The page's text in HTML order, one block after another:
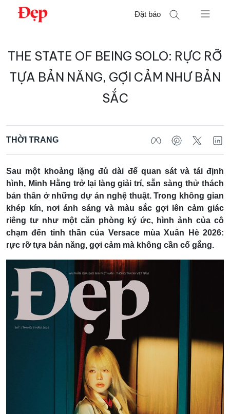
Chuyển
Đặt báo
kiếm
THE STATE OF BEING SOLO: RỰC RỠ
TỰA BẢN NĂNG, GỢI CẢM NHƯ BẢN
SẮC
THỜI TRANG
Sau một khoảng lặng đủ dài để quan sát và tái định
hình, Minh Hằng trở lại làng giải trí, sẵn sàng thử thách
bản thân ở những dự án nghệ thuật. Trong không gian
khép kín, nơi ánh sáng và màu sắc gợi lên cảm giác
riêng tư như một căn phòng ký ức, hình ảnh của cô
chạm đến tinh thần của Versace mùa Xuân Hè 2026:
rực rỡ tựa bản năng, gợi cảm mà không cần cố gắng.